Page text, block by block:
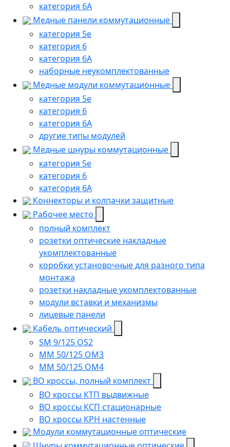
категория 6А
Медные панели коммутационные
категория 5е
категория 6
категория 6A
наборные неукомплектованные
Медные модули коммутационные
категория 5е
категория 6
категория 6A
другие типы модулей
Медные шнуры коммутационные
категория 5e
категория 6
категория 6A
Коннекторы и колпачки защитные
Рабочее место
полный комплект
розетки оптические накладные
укомплектованные
коробки установочные для разного типа
монтажа
розетки накладные укомплектованные
модули вставки и механизмы
лицевые панели
Кабель оптический
SM 9/125 OS2
MM 50/125 OM3
MM 50/125 OM4
ВО кроссы, полный комплект
ВО кроссы КТП выдвижные
ВО кроссы КСП стационарные
ВО кроссы КРН настенные
Модули коммутационные оптические